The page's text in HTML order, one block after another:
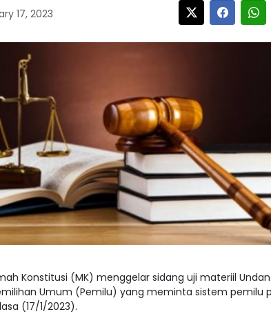
17, 2023
Konstitusi (MK) menggelar sidang uji materiil
Umum (Pemilu) yang meminta sistem pemilu
(17/1/2023).